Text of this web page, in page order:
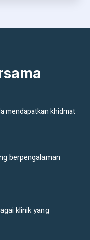
mendapatkan khidmat
berpengalaman
klinik yang